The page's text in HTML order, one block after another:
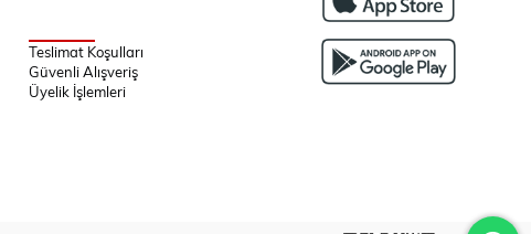
Teslimat Koşulları
Güvenli Alışveriş
Üyelik İşlemleri